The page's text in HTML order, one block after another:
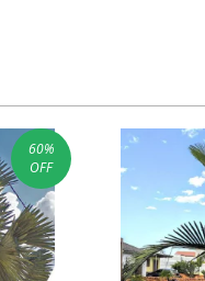
60%
OFF